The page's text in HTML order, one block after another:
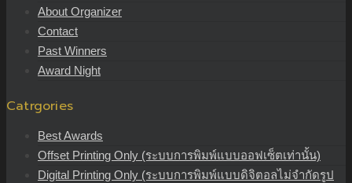
About Organizer
Contact
Past Winners
Award Night
Catrgories
Best Awards
Offset Printing Only (ระบบการพิมพ์แบบออฟเซ็ตเท่านั้น)
Digital Printing Only (ระบบการพิมพ์แบบดิจิตอลไม่จำกัดรูป